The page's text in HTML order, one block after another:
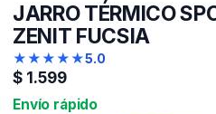
JARRO TÉRMICO
ZENIT FUCSIA
★★★★★5.0
$ 1.599
Envío rápido